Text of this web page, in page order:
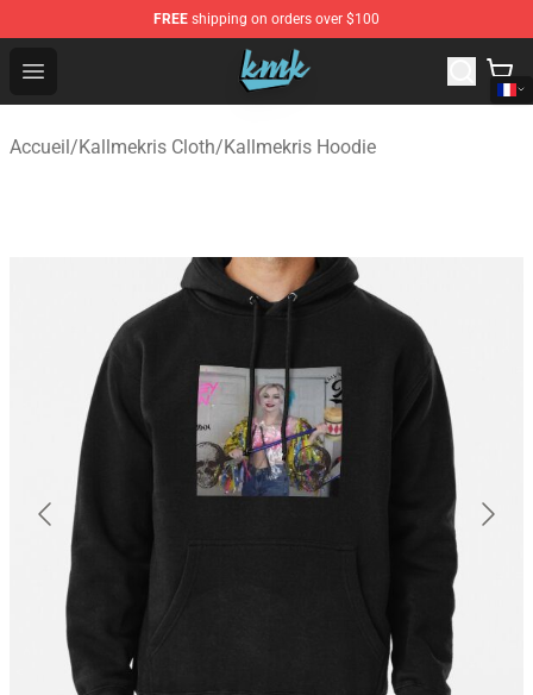
FREE shipping on orders over $100
Open menu
KallMeKris Store - Official KallMeKris Merchandise Shop
Accueil/Kallmekris Cloth/Kallmekris Hoodie